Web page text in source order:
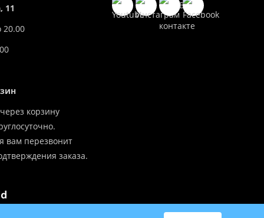
11
20.00
корзину
вам перезвонит
заказа.